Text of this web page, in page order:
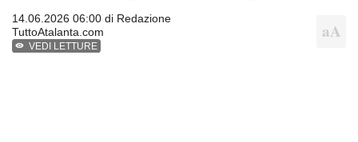
14.06.2026 06:00 di Redazione
TuttoAtalanta.com
VEDI LETTURE